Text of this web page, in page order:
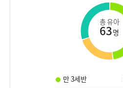
총 유아
63명
만 3세반